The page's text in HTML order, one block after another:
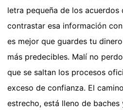
letra pequeña de los acuerdos
contrastar esa información
es mejor que guardes tu
más predecibles. Malí no
que se saltan los procesos
exceso de confianza. El
estrecho, está lleno de baches